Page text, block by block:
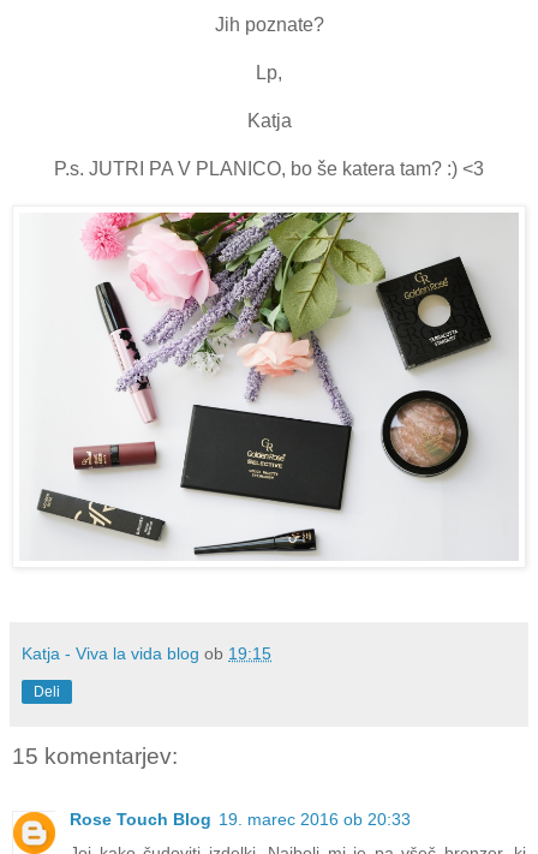
Jih poznate?
Lp,
Katja
P.s. JUTRI PA V PLANICO, bo še katera tam? :) <3
Katja - Viva la vida blog ob 19:15
Deli
15 komentarjev:
Rose Touch Blog 19. marec 2016 ob 20:33